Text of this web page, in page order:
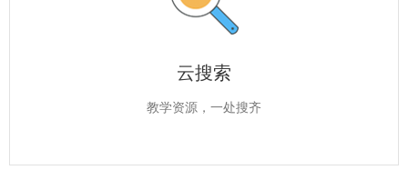
云搜索
教学资源，一处搜齐